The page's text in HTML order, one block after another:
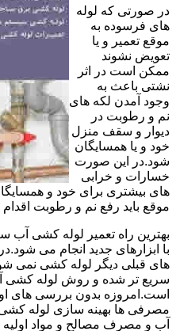
در صورتی که لوله
های فرسوده به
موقع تعمیر و یا
تعویض نشوند
ممکن است در اثر
نشتی باعث به
وجود آمدن لکه های
نم و رطوبت در
دیوار و سقف منزل
خود و یا همسایگان
شود.در این صورت
خسارات و خرابی
های بیشتری برای خود و
موقع باید رفع نم و رطوبت اقدام
بهترین راه تعمیر لوله کشی
با ابزارهای جدید انجام می
های قبلی دیگر لوله کشی نمی
سریع تر شده و روش لوله کشی
است.امروزه بدون بررسی های
مصرفی ها بهینه سازی لوله
آب و مصرف مصالح و مواد اولیه